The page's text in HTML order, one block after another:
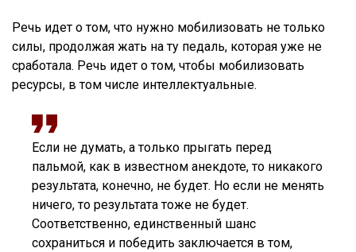
Речь идет о том, что нужно мобилизовать не только
силы, продолжая жать на ту педаль, которая уже не
сработала. Речь идет о том, чтобы мобилизовать
ресурсы, в том числе интеллектуальные.
Если не думать, а только прыгать перед
пальмой, как в известном анекдоте, то никакого
результата, конечно, не будет. Но если не менять
ничего, то результата тоже не будет.
Соответственно, единственный шанс
сохраниться и победить заключается в том,